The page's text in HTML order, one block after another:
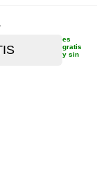
es
gratis
y sin